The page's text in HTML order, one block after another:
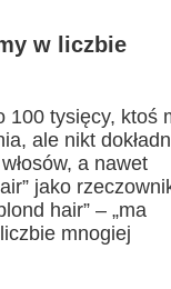
w liczbie
100 tysięcy, ktoś
ale nikt
a nawet
jako
hair” – „ma
mnogiej